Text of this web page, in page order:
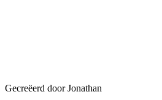
Gecreëerd door Jonathan